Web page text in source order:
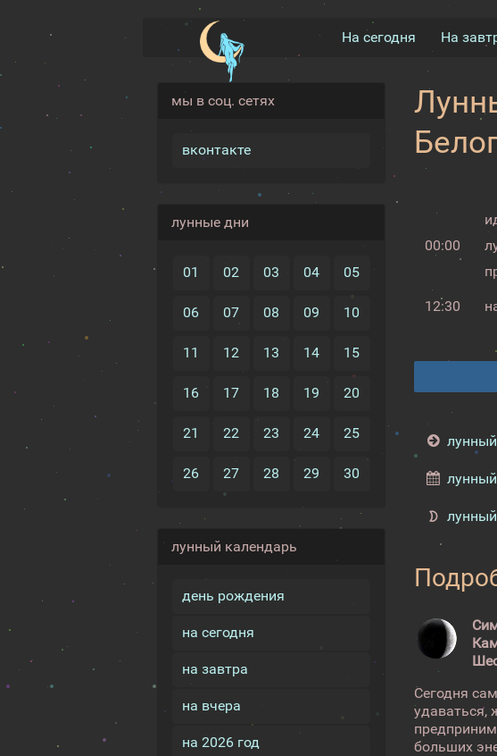
На сегодня На
мы в соц. сетях
вконтакте
лунные дни
01 02 03 04 05
06 07 08 09 10
11 12 13 14 15
16 17 18 19 20
21 22 23 24 25
26 27 28 29 30
лунный календарь
день рождения
на сегодня
на завтра
на вчера
на 2026 год
00:00
12:30
Сегодня
удаваться,
больших